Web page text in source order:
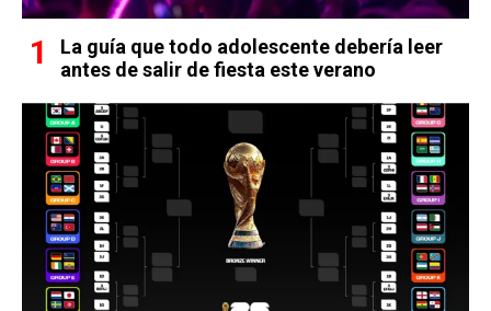
La guía que todo adolescente debería leer
antes de salir de fiesta este verano